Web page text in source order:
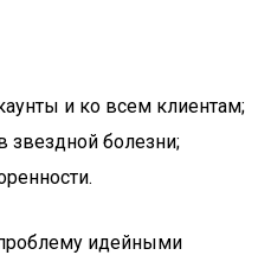
и ко всем клиентам;
звездной болезни;
идейными